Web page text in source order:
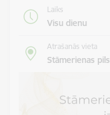
Laiks
Visu dienu
Atrašanās vieta
Stāmerienas pils